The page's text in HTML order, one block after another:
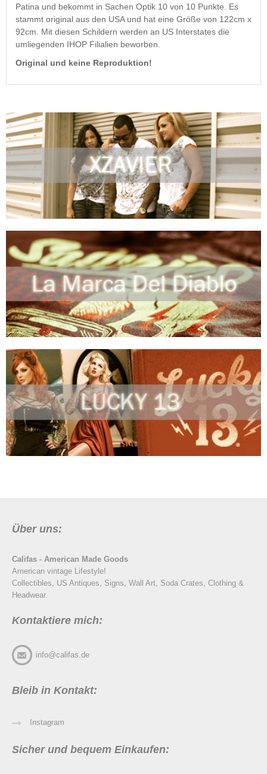
Patina und bekommt in Sachen Optik 10 von 10 Punkte. Es
stammt original aus den USA und hat eine Größe von 122cm x
92cm. Mit diesen Schildern werden an US Interstates die
umliegenden IHOP Filialien beworben.
Original und keine Reproduktion!
Über uns:
Califas - American Made Goods
American vintage Lifestyle!
Collectibles, US Antiques, Signs, Wall Art, Soda Crates, Clothing &
Headwear.
Kontaktiere mich:
info@califas.de
Bleib in Kontakt:
Instagram
Sicher und bequem Einkaufen: